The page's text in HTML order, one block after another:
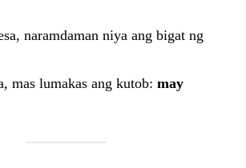
naramdaman niya ang bigat ng
mas lumakas ang kutob: may